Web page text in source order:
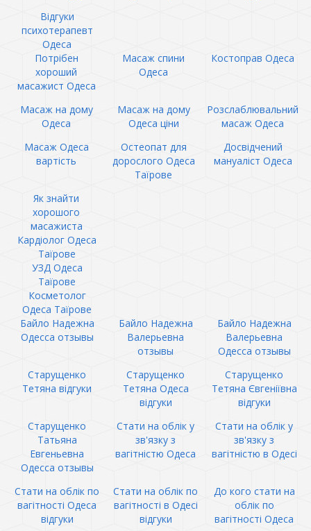
Відгуки
психотерапевт
Одеса
Потрібен
хороший
масажист Одеса
Масаж спини
Одеса
Костоправ Одеса
Масаж на дому
Одеса
Масаж на дому
Одеса ціни
Розслаблювальний
масаж Одеса
Масаж Одеса
вартість
Остеопат для
дорослого Одеса
Таїрове
Досвідчений
мануаліст Одеса
Як знайти
хорошого
масажиста
Кардіолог Одеса
Таїрове
УЗД Одеса
Таїрове
Косметолог
Одеса Таїрове
Байло Надежна
Одесса отзывы
Байло Надежна
Валерьевна
отзывы
Байло Надежна
Валерьевна
Одесса отзывы
Старущенко
Тетяна відгуки
Старущенко
Тетяна Одеса
відгуки
Старущенко
Тетяна Євгеніївна
відгуки
Старущенко
Татьяна
Евгеньевна
Одесса отзывы
Стати на облік у
зв'язку з
вагітністю Одеса
Стати на облік у
зв'язку з
вагітністю в Одесі
Стати на облік по
вагітності Одеса
відгуки
Стати на облік по
вагітності в Одесі
відгуки
До кого стати на
облік по
вагітності Одеса